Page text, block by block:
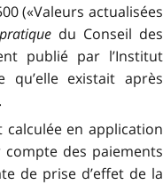
(«Valeurs actualisées
du Conseil des
publié par l’Institut
qu’elle existait après
calculée en application
des paiements
de prise d’effet de la